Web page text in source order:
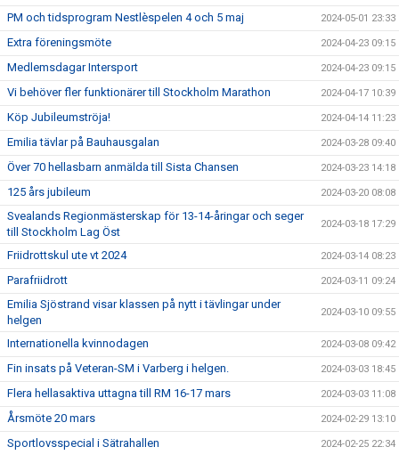
PM och tidsprogram Nestlèspelen 4 och 5 maj 2024-05-01 23:33
Extra föreningsmöte 2024-04-23 09:15
Medlemsdagar Intersport 2024-04-23 09:15
Vi behöver fler funktionärer till Stockholm Marathon 2024-04-17 10:39
Köp Jubileumströja! 2024-04-14 11:23
Emilia tävlar på Bauhausgalan 2024-03-28 09:40
Över 70 hellasbarn anmälda till Sista Chansen 2024-03-23 14:18
125 års jubileum 2024-03-20 08:08
Svealands Regionmästerskap för 13-14-åringar och seger
till Stockholm Lag Öst
2024-03-18 17:29
Friidrottskul ute vt 2024 2024-03-14 08:23
Parafriidrott 2024-03-11 09:24
Emilia Sjöstrand visar klassen på nytt i tävlingar under
helgen
2024-03-10 09:55
Internationella kvinnodagen 2024-03-08 09:42
Fin insats på Veteran-SM i Varberg i helgen. 2024-03-03 18:45
Flera hellasaktiva uttagna till RM 16-17 mars 2024-03-03 11:08
Årsmöte 20 mars 2024-02-29 13:10
Sportlovsspecial i Sätrahallen 2024-02-25 22:34